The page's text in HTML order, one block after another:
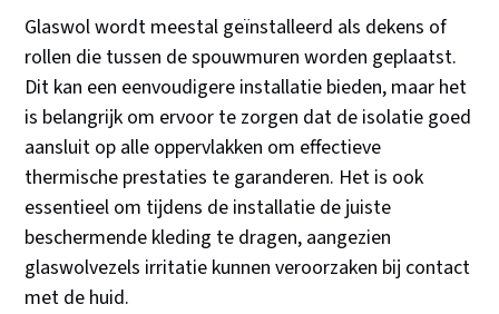
Glaswol wordt meestal geïnstalleerd als dekens of
rollen die tussen de spouwmuren worden geplaatst.
Dit kan een eenvoudigere installatie bieden, maar het
is belangrijk om ervoor te zorgen dat de isolatie goed
aansluit op alle oppervlakken om effectieve
thermische prestaties te garanderen. Het is ook
essentieel om tijdens de installatie de juiste
beschermende kleding te dragen, aangezien
glaswolvezels irritatie kunnen veroorzaken bij contact
met de huid.